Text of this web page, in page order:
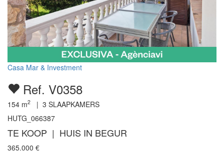
Casa Mar & Investment
Ref. V0358
154 m2 | 3 SLAAPKAMERS
HUTG_066387
TE KOOP | HUIS IN BEGUR
365.000 €